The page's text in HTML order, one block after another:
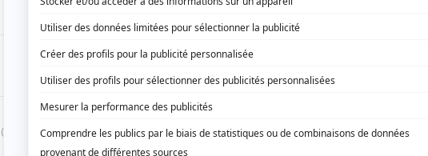
(120 minutes)